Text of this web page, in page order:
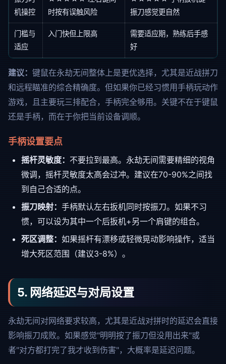
机操控
时按有误触风险
振刀感觉更自然
门槛与
适应
入门快但上限高
需要适应期，熟练后手感
好
建议： 键鼠在永劫无间整体上是更优选择，尤其是近战拼刀
和远程瞄准的综合精确度。但如果你已经习惯用手柄玩动作
游戏，且主要玩三排配合，手柄完全够用。关键不在于键鼠
还是手柄，而在于你把当前设备调顺。
手柄设置要点
摇杆灵敏度： 不要拉到最高。永劫无间需要精细的视角
微调，摇杆灵敏度太高会过冲。建议在70-90%之间找
到自己合适的点。
振刀映射： 手柄默认左右扳机同时按振刀。如果不习
惯，可以设为其中一个后扳机+另一个肩键的组合。
死区调整： 如果摇杆有漂移或轻微晃动影响操作，适当
增大死区范围（建议3-8%）。
5. 网络延迟与对局设置
永劫无间对网络要求较高，尤其是近战对拼时的延迟会直接
影响振刀成败。如果感觉"明明按了振刀但没用出来"或
者"对方都打完了我才收到伤害"，大概率是延迟问题。